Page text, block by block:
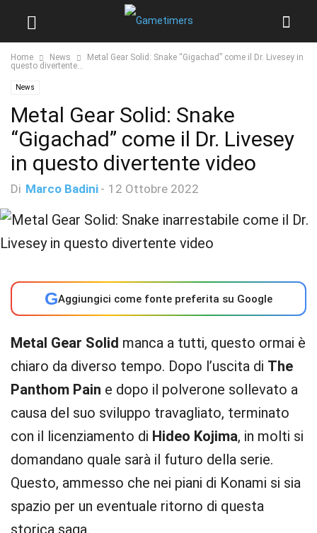
Home News
Metal Gear Solid: Snake “Gigachad” come il Dr. Livesey in
questo divertente...
News
Metal Gear Solid: Snake
“Gigachad” come il Dr. Livesey
in questo divertente video
Di Marco Badini - 12 Ottobre 2022
GAggiungici come fonte preferita su Google
Metal Gear Solid manca a tutti, questo ormai è
chiaro da diverso tempo. Dopo l’uscita di The
Panthom Pain e dopo il polverone sollevato a
causa del suo sviluppo travagliato, terminato
con il licenziamento di Hideo Kojima, in molti si
domandano quale sarà il futuro della serie.
Questo, ammesso che nei piani di Konami si sia
spazio per un eventuale ritorno di questa
storica saga.